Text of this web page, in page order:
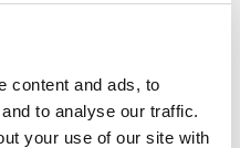
content and ads, to
to analyse our traffic.
your use of our site with